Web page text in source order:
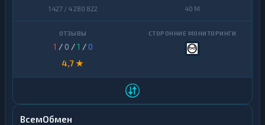
1 427 / 4 280 822 40 M
1 / 0 /1 /0
4,7 ★
ВсемОбмен